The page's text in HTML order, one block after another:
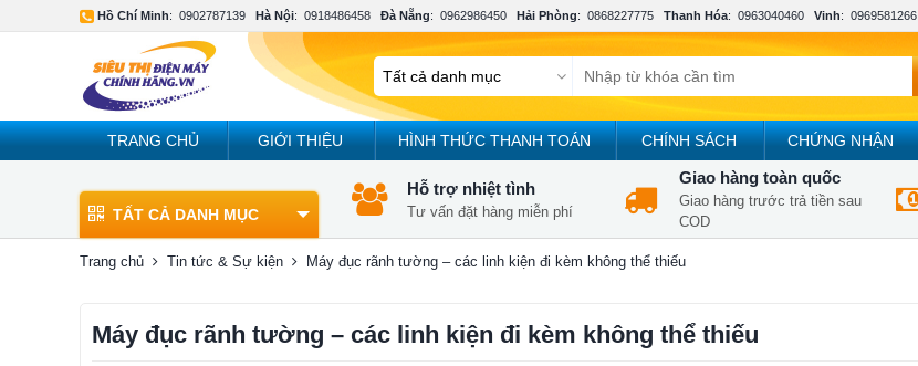
Hồ Chí Minh: 0902787139 Hà Nội: 0918486458 Đà Nẵng: 0962986450 Hải Phòng: 0868227775 Thanh Hóa: 0963040460 Vinh: 0969581266
TRANG CHỦ GIỚI THIỆU HÌNH THỨC THANH TOÁN CHÍNH SÁCH CHỨNG NHẬN
TẤT CẢ DANH MỤC
Hỗ trợ nhiệt tình
Tư vấn đặt hàng miễn phí
Giao hàng toàn quốc
Giao hàng trước trả tiền sau
COD
Trang chủ Tin tức & Sự kiện Máy đục rãnh tường – các linh kiện đi kèm không thể thiếu
Máy đục rãnh tường – các linh kiện đi kèm không thể thiếu